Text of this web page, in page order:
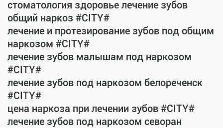
стоматология здоровье лечение зубов
общий наркоз #CITY#
лечение и протезирование зубов под общим
наркозом #CITY#
лечение зубов малышам под наркозом
#CITY#
лечение зубов под наркозом белореченск
#CITY#
цена наркоза при лечении зубов #CITY#
лечение зубов под наркозом севоран